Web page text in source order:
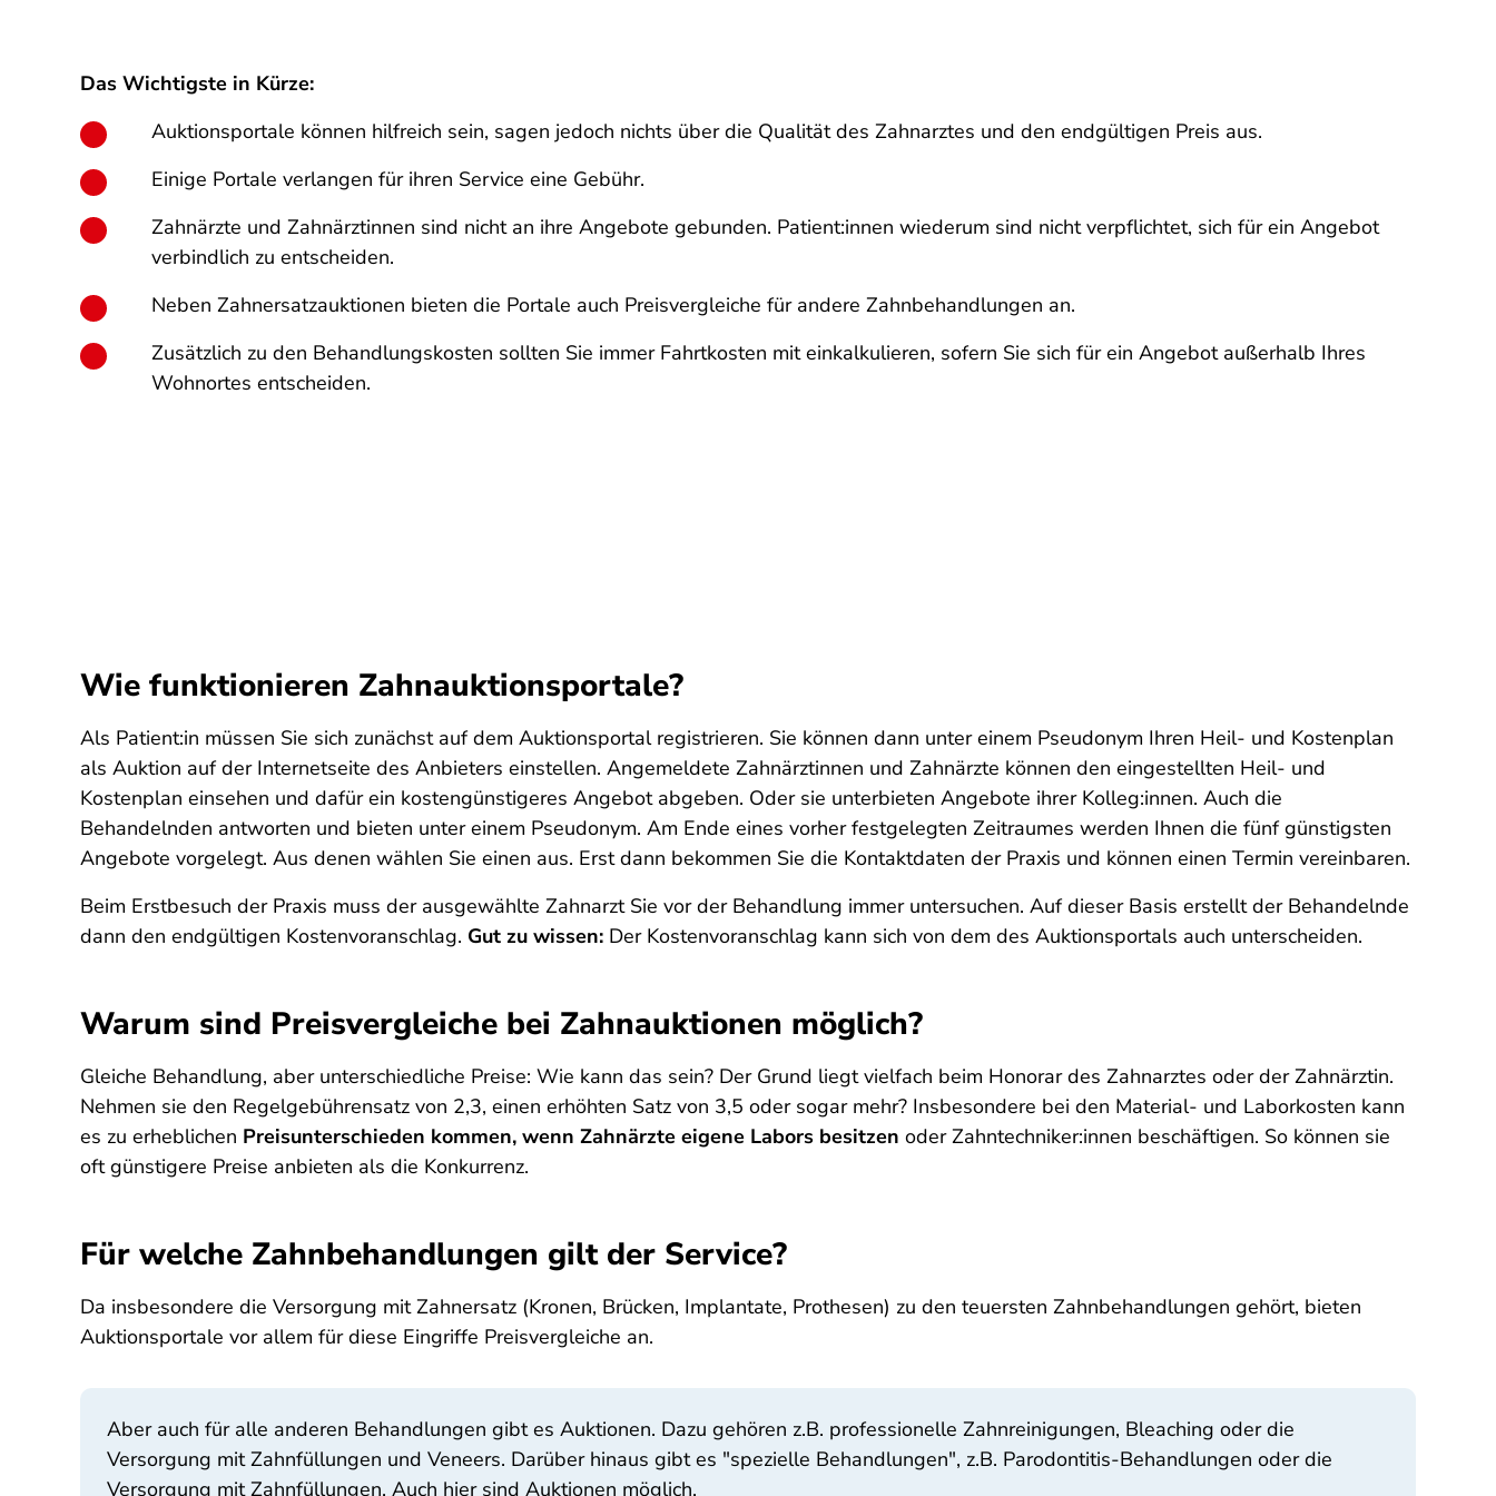
Das Wichtigste in Kürze:
Auktionsportale können hilfreich sein, sagen jedoch nichts über die Qualität des Zahnarztes und den endgültigen Preis aus.
Einige Portale verlangen für ihren Service eine Gebühr.
Zahnärzte und Zahnärztinnen sind nicht an ihre Angebote gebunden. Patient:innen wiederum sind nicht verpflichtet, sich für ein Angebot
verbindlich zu entscheiden.
Neben Zahnersatzauktionen bieten die Portale auch Preisvergleiche für andere Zahnbehandlungen an.
Zusätzlich zu den Behandlungskosten sollten Sie immer Fahrtkosten mit einkalkulieren, sofern Sie sich für ein Angebot außerhalb Ihres
Wohnortes entscheiden.
Wie funktionieren Zahnauktionsportale?
Als Patient:in müssen Sie sich zunächst auf dem Auktionsportal registrieren. Sie können dann unter einem Pseudonym Ihren Heil- und Kostenplan
als Auktion auf der Internetseite des Anbieters einstellen. Angemeldete Zahnärztinnen und Zahnärzte können den eingestellten Heil- und
Kostenplan einsehen und dafür ein kostengünstigeres Angebot abgeben. Oder sie unterbieten Angebote ihrer Kolleg:innen. Auch die
Behandelnden antworten und bieten unter einem Pseudonym. Am Ende eines vorher festgelegten Zeitraumes werden Ihnen die fünf günstigsten
Angebote vorgelegt. Aus denen wählen Sie einen aus. Erst dann bekommen Sie die Kontaktdaten der Praxis und können einen Termin vereinbaren.
Beim Erstbesuch der Praxis muss der ausgewählte Zahnarzt Sie vor der Behandlung immer untersuchen. Auf dieser Basis erstellt der Behandelnde
dann den endgültigen Kostenvoranschlag. Gut zu wissen: Der Kostenvoranschlag kann sich von dem des Auktionsportals auch unterscheiden.
Warum sind Preisvergleiche bei Zahnauktionen möglich?
Gleiche Behandlung, aber unterschiedliche Preise: Wie kann das sein? Der Grund liegt vielfach beim Honorar des Zahnarztes oder der Zahnärztin.
Nehmen sie den Regelgebührensatz von 2,3, einen erhöhten Satz von 3,5 oder sogar mehr? Insbesondere bei den Material- und Laborkosten kann
es zu erheblichen Preisunterschieden kommen, wenn Zahnärzte eigene Labors besitzen oder Zahntechniker:innen beschäftigen. So können sie
oft günstigere Preise anbieten als die Konkurrenz.
Für welche Zahnbehandlungen gilt der Service?
Da insbesondere die Versorgung mit Zahnersatz (Kronen, Brücken, Implantate, Prothesen) zu den teuersten Zahnbehandlungen gehört, bieten
Auktionsportale vor allem für diese Eingriffe Preisvergleiche an.
Aber auch für alle anderen Behandlungen gibt es Auktionen. Dazu gehören z.B. professionelle Zahnreinigungen, Bleaching oder die
Versorgung mit Zahnfüllungen und Veneers. Darüber hinaus gibt es "spezielle Behandlungen", z.B. Parodontitis-Behandlungen oder die
Versorgung mit Zahnfüllungen. Auch hier sind Auktionen möglich.